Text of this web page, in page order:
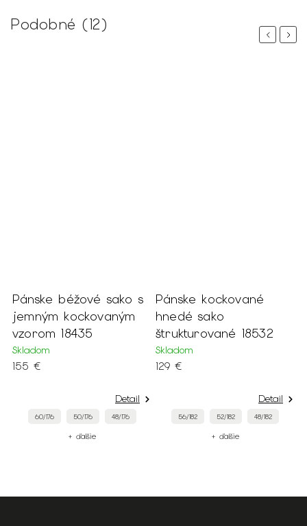
Podobné (12)
Previous
Pánske béžové sako s
jemným kockovaným
vzorom 18435
Skladom
155 €
Detail
60/176 50/176 48/176
+ ďalšie
Pánske kockované
hnedé sako
štrukturované 18532
Skladom
129 €
Detail
56/182 52/182 48/182
+ ďalšie
Next